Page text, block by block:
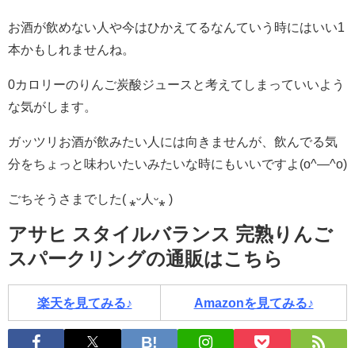
お酒が飲めない人や今はひかえてるなんていう時にはいい1
本かもしれませんね。
0カロリーのりんご炭酸ジュースと考えてしまっていいよう
な気がします。
ガッツリお酒が飲みたい人には向きませんが、飲んでる気
分をちょっと味わいたいみたいな時にもいいですよ(o^―^o)
ごちそうさまでした( ⁎ᵕ人ᵕ⁎ )
アサヒ スタイルバランス 完熟りんご
スパークリングの通販はこちら
楽天を見てみる♪ Amazonを見てみる♪